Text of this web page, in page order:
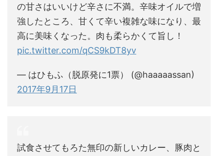
の甘さはいいけど辛さに不満。辛味オイルで増
強したところ、甘くて辛い複雑な味になり、最
高に美味くなった。肉も柔らかくて旨し！
pic.twitter.com/qCS9kDT8yv
— はひもふ（脱原発に1票） (@haaaaassan)
2017年9月17日
試食させてもろた無印の新しいカレー、豚肉と